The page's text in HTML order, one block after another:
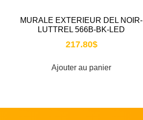
MURALE EXTERIEUR DEL NOIR-
LUTTREL 566B-BK-LED
217.80$
Ajouter au panier